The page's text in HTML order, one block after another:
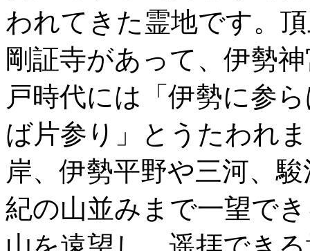
われてきた霊地です。
剛証寺があって、伊勢
戸時代には「伊勢に参
ば片参り」とうたわれ
岸、伊勢平野や三河、
紀の山並みまで一望で